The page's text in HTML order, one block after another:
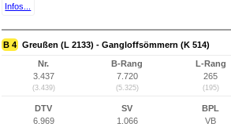
Infos...
B 4 Greußen (L 2133) - Gangloffsömmern (K 514)
Nr.
3.437
(3.439)
B-Rang
7.720
(5.325)
L-Rang
265
(195)
DTV
6.969
SV
1.066
BPL
VB